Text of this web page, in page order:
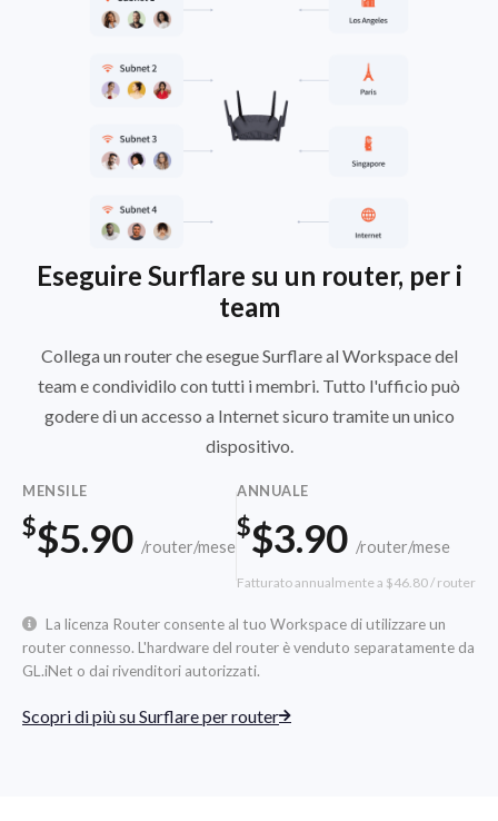
Eseguire Surflare su un router, per i
team
Collega un router che esegue Surflare al Workspace del
team e condividilo con tutti i membri. Tutto l'ufficio può
godere di un accesso a Internet sicuro tramite un unico
dispositivo.
MENSILE
$$5.90 /router/mese
ANNUALE
$$3.90 /router/mese
Fatturato annualmente a $46.80 / router
La licenza Router consente al tuo Workspace di utilizzare un
router connesso. L'hardware del router è venduto separatamente da
GL.iNet o dai rivenditori autorizzati.
Scopri di più su Surflare per router